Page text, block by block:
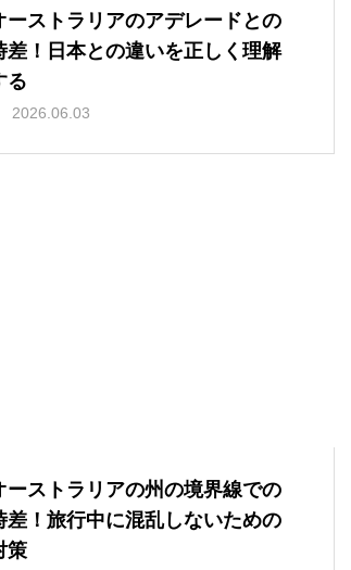
ーストラリアのアデレードとの
差！日本との違いを正しく理解
る
2026.06.03
ーストラリアの州の境界線での
差！旅行中に混乱しないための
策